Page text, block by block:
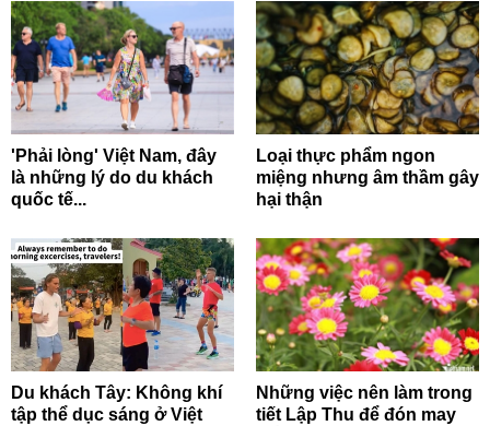
'Phải lòng' Việt Nam, đây
là những lý do du khách
quốc tế...
Loại thực phẩm ngon
miệng nhưng âm thầm gây
hại thận
Du khách Tây: Không khí
tập thể dục sáng ở Việt
Những việc nên làm trong
tiết Lập Thu để đón may